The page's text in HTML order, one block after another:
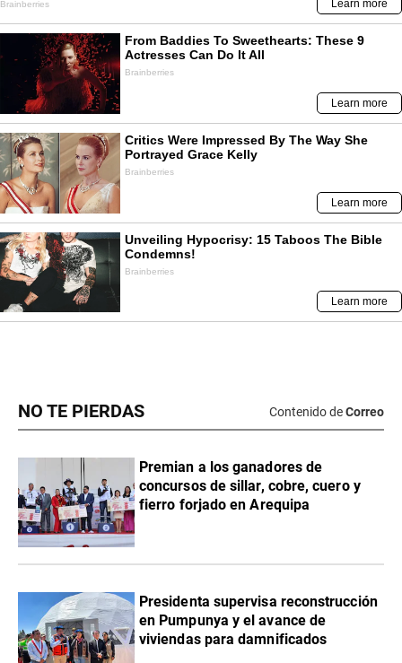
NO TE PIERDAS Contenido deCorreo
Premian a los ganadores de
concursos de sillar, cobre, cuero y
fierro forjado en Arequipa
Presidenta supervisa reconstrucción
en Pumpunya y el avance de
viviendas para damnificados